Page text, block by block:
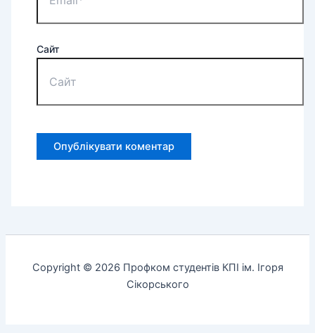
Сайт
Copyright © 2026 Профком студентів КПІ ім. Ігоря
Сікорського